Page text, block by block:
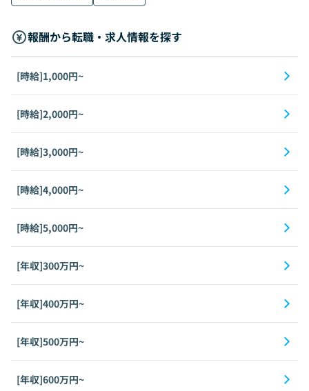
報酬から転職・求人情報を探す
[時給]1,000円~
[時給]2,000円~
[時給]3,000円~
[時給]4,000円~
[時給]5,000円~
[年収]300万円~
[年収]400万円~
[年収]500万円~
[年収]600万円~